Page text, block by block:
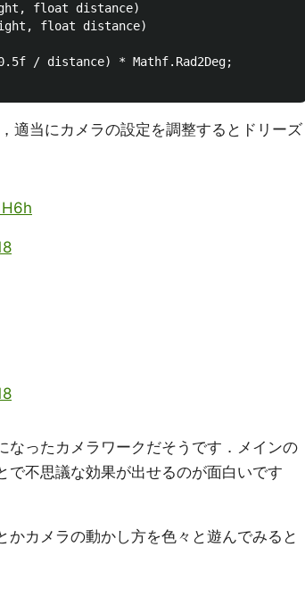
float distance)
float distance)
/ distance) * Mathf.Rad2Deg;
適当にカメラの設定を調整するとドリーズ
なったカメラワークだそうです．メインの
不思議な効果が出せるのが面白いです
カメラの動かし方を色々と遊んでみると